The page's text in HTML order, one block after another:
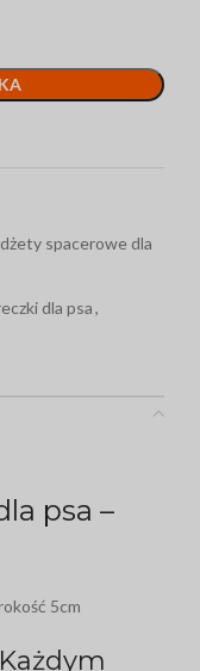
spacerowe dla
dla psa,
psa –
5cm